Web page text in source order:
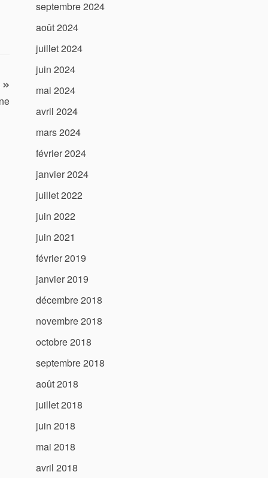
septembre 2024
août 2024
juillet 2024
juin 2024
mai 2024
avril 2024
mars 2024
février 2024
janvier 2024
juillet 2022
juin 2022
juin 2021
février 2019
janvier 2019
décembre 2018
novembre 2018
octobre 2018
septembre 2018
août 2018
juillet 2018
juin 2018
mai 2018
avril 2018